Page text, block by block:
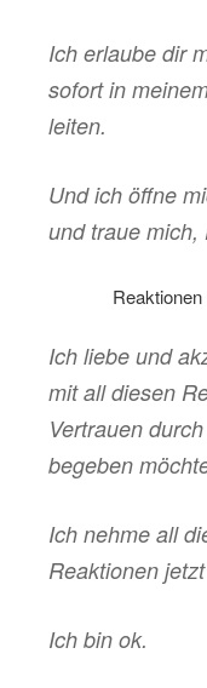
Ich erlaube dir
sofort in
leiten.
Und ich öffne
und traue mich,
Ich liebe und
mit all diesen
Vertrauen
begeben
Ich nehme all
Reaktionen
Ich bin ok.